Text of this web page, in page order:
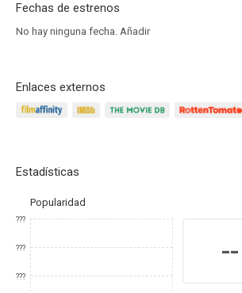
Fechas de estrenos
No hay ninguna fecha. Añadir
Enlaces externos
Estadísticas
Popularidad
???
???
???
--